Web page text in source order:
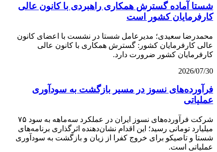
شستا آماده گسترش همکاری راهبردی با کانون عالی
کارفرمایان کشور است
محمدرضا سعیدی؛ مدیرعامل شستا در نشست با اعضای کانون
عالی کارفرمایان کشور: گسترش همکاری با کانون عالی
کارفرمایان کشور ضرورت دارد.
2026/07/30
فرآورده‌های نسوز در مسیر بازگشت به سودآوری
عملیاتی
شرکت فرآورده‌های نسوز ایران در عملکرد سه‌ماهه به سود ۷۵
میلیارد تومانی رسید؛ این اقدام نشان‌دهنده اثرگذاری برنامه‌های
شستا و تاصیکو برای خروج کفرا از زیان و بازگشت به سودآوری
عملیاتی است.